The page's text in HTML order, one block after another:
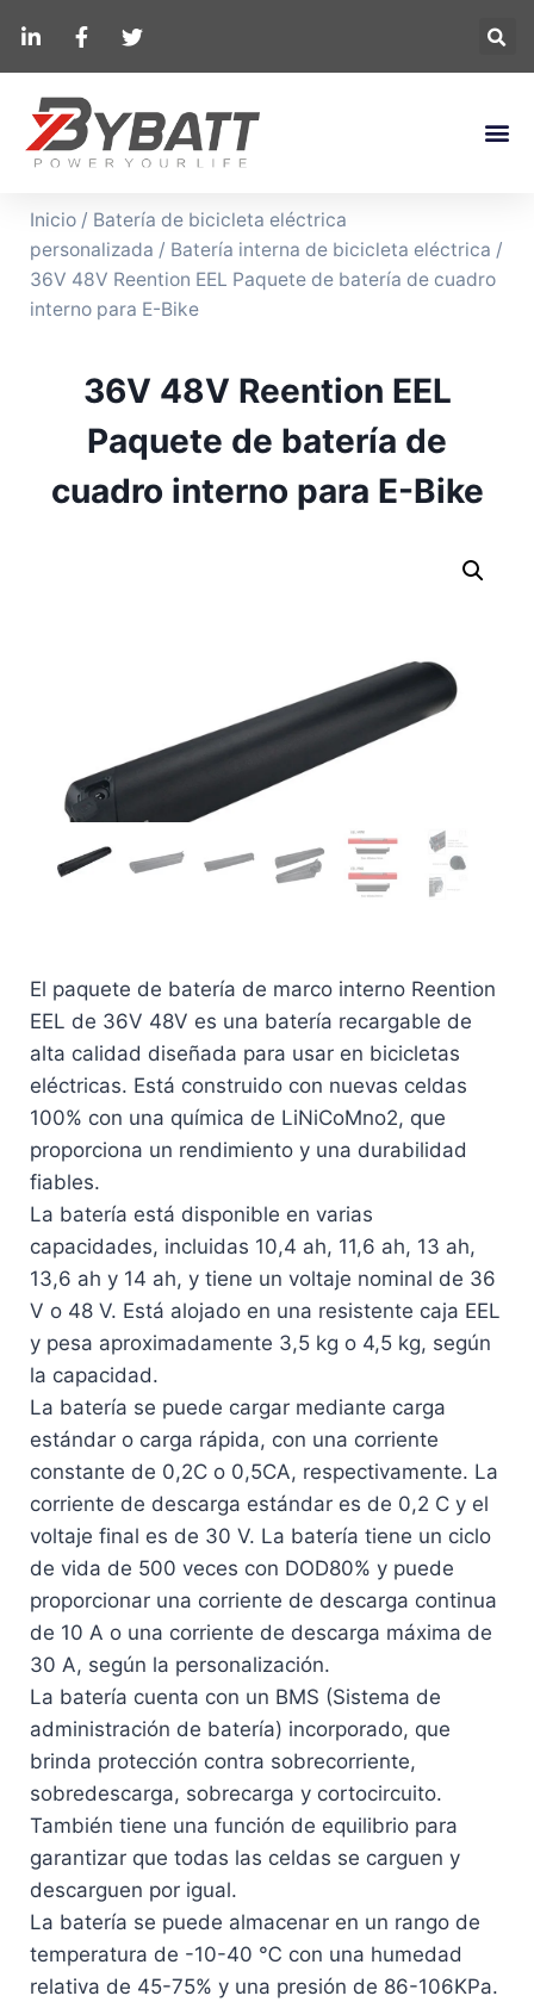
Inicio / Batería de bicicleta eléctrica
personalizada / Batería interna de bicicleta eléctrica /
36V 48V Reention EEL Paquete de batería de cuadro
interno para E-Bike
36V 48V Reention EEL
Paquete de batería de
cuadro interno para E-Bike
El paquete de batería de marco interno Reention
EEL de 36V 48V es una batería recargable de
alta calidad diseñada para usar en bicicletas
eléctricas. Está construido con nuevas celdas
100% con una química de LiNiCoMno2, que
proporciona un rendimiento y una durabilidad
fiables.
La batería está disponible en varias
capacidades, incluidas 10,4 ah, 11,6 ah, 13 ah,
13,6 ah y 14 ah, y tiene un voltaje nominal de 36
V o 48 V. Está alojado en una resistente caja EEL
y pesa aproximadamente 3,5 kg o 4,5 kg, según
la capacidad.
La batería se puede cargar mediante carga
estándar o carga rápida, con una corriente
constante de 0,2C o 0,5CA, respectivamente. La
corriente de descarga estándar es de 0,2 C y el
voltaje final es de 30 V. La batería tiene un ciclo
de vida de 500 veces con DOD80% y puede
proporcionar una corriente de descarga continua
de 10 A o una corriente de descarga máxima de
30 A, según la personalización.
La batería cuenta con un BMS (Sistema de
administración de batería) incorporado, que
brinda protección contra sobrecorriente,
sobredescarga, sobrecarga y cortocircuito.
También tiene una función de equilibrio para
garantizar que todas las celdas se carguen y
descarguen por igual.
La batería se puede almacenar en un rango de
temperatura de -10-40 ℃ con una humedad
relativa de 45-75% y una presión de 86-106KPa.